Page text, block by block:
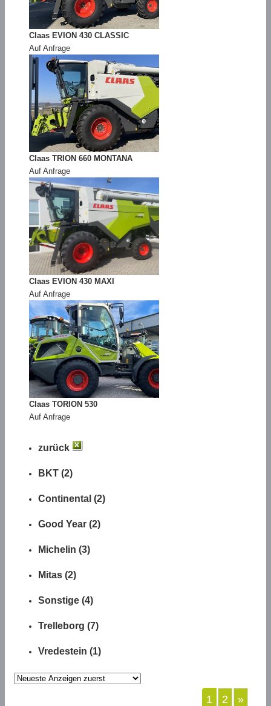
Claas EVION 430 CLASSIC
Auf Anfrage
Claas TRION 660 MONTANA
Auf Anfrage
Claas EVION 430 MAXI
Auf Anfrage
Claas TORION 530
Auf Anfrage
zurück
BKT (2)
Continental (2)
Good Year (2)
Michelin (3)
Mitas (2)
Sonstige (4)
Trelleborg (7)
Vredestein (1)
1 2 »